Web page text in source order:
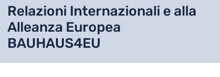
Relazioni Internazionali e alla
Alleanza Europea
BAUHAUS4EU